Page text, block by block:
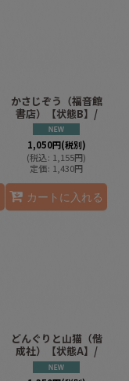
かさじぞう（福音館
書店）【状態B】/
1,050円(税別)
(税込: 1,155円)
定価: 1,430円
カートに入れる
どんぐりと山猫（偕
成社）【状態A】/